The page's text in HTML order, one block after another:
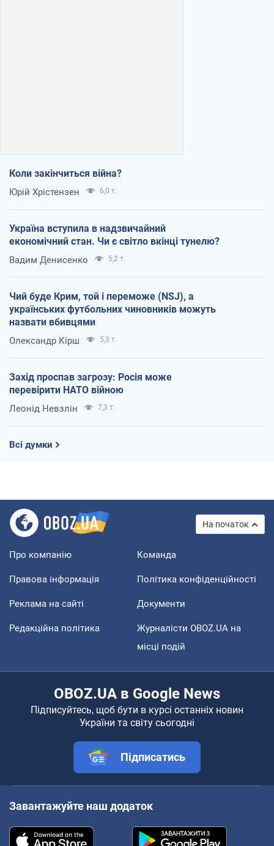
Коли закінчиться війна?
Юрій Хрістензен 6,0 т.
Україна вступила в надзвичайний
економічний стан. Чи є світло вкінці тунелю?
Вадим Денисенко 5,2 т.
Чий буде Крим, той і переможе (NSJ), а
українських футбольних чиновників можуть
назвати вбивцями
Олександр Кірш 5,3 т.
Захід проспав загрозу: Росія може
перевірити НАТО війною
Леонід Невзлін 7,3 т.
Всі думки
На початок
Про компанію Команда
Правова інформація Політика конфіденційності
Реклама на сайті Документи
Редакційна політика
Журналісти OBOZ.UA на
місці подій
OBOZ.UA в Google News
Підписуйтесь, щоб бути в курсі останніх новин
України та світу сьогодні
Підписатись
Завантажуйте наш додаток